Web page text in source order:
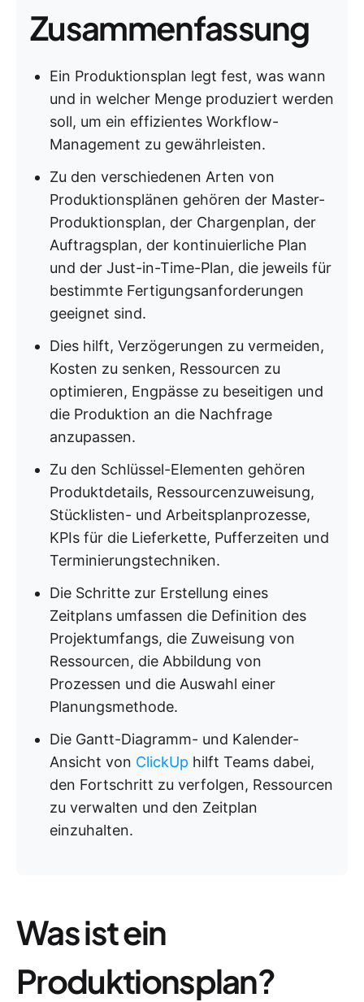
Zusammenfassung
Ein Produktionsplan legt fest, was wann
und in welcher Menge produziert werden
soll, um ein effizientes Workflow-
Management zu gewährleisten.
Zu den verschiedenen Arten von
Produktionsplänen gehören der Master-
Produktionsplan, der Chargenplan, der
Auftragsplan, der kontinuierliche Plan
und der Just-in-Time-Plan, die jeweils für
bestimmte Fertigungsanforderungen
geeignet sind.
Dies hilft, Verzögerungen zu vermeiden,
Kosten zu senken, Ressourcen zu
optimieren, Engpässe zu beseitigen und
die Produktion an die Nachfrage
anzupassen.
Zu den Schlüssel-Elementen gehören
Produktdetails, Ressourcenzuweisung,
Stücklisten- und Arbeitsplanprozesse,
KPIs für die Lieferkette, Pufferzeiten und
Terminierungstechniken.
Die Schritte zur Erstellung eines
Zeitplans umfassen die Definition des
Projektumfangs, die Zuweisung von
Ressourcen, die Abbildung von
Prozessen und die Auswahl einer
Planungsmethode.
Die Gantt-Diagramm- und Kalender-
Ansicht von ClickUp hilft Teams dabei,
den Fortschritt zu verfolgen, Ressourcen
zu verwalten und den Zeitplan
einzuhalten.
Was ist ein
Produktionsplan?